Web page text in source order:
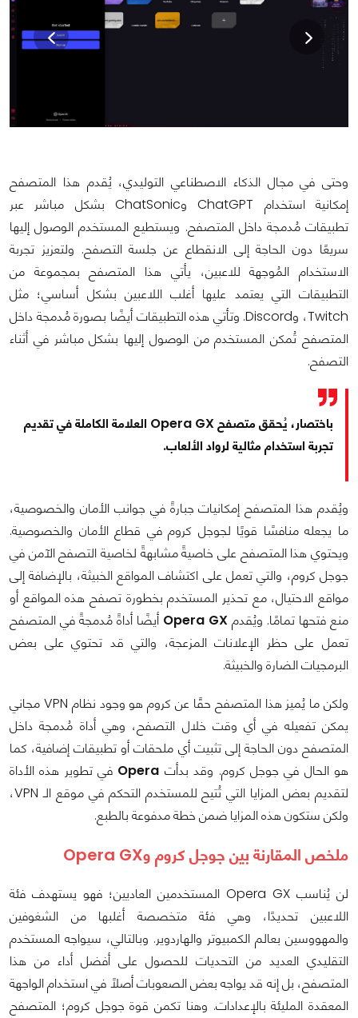
وحتى في مجال الذكاء الاصطناعي التوليدي، يُقدم هذا المتصفح
إمكانية استخدام ChatGPT وChatSonic بشكل مباشر عبر
تطبيقات مُدمجة داخل المتصفح. ويستطيع المستخدم الوصول إليها
سريعًا دون الحاجة إلى الانقطاع عن جلسة التصفح. ولتعزيز تجربة
الاستخدام المُوجهة للاعبين، يأتي هذا المتصفح بمجموعة من
التطبيقات التي يعتمد عليها أغلب اللاعبين بشكل أساسي؛ مثل
Twitch، وDiscord. وتأتي هذه التطبيقات أيضًا بصورة مُدمجة داخل
المتصفح تُمكن المستخدم من الوصول إليها بشكل مباشر في أثناء
التصفح.
باختصار، يُحقق متصفح Opera GX العلامة الكاملة في تقديم
تجربة استخدام مثالية لرواد الألعاب.
ويُقدم هذا المتصفح إمكانيات جبارةً في جوانب الأمان والخصوصية،
ما يجعله منافسًا قويًا لجوجل كروم في قطاع الأمان والخصوصية.
ويحتوي هذا المتصفح على خاصيةً مشابهةً لخاصية التصفح الآمن في
جوجل كروم، والتي تعمل على اكتشاف المواقع الخبيثة، بالإضافة إلى
مواقع الاحتيال، مع تحذير المستخدم بخطورة تصفح هذه المواقع أو
منع فتحها تمامًا. ويُقدم Opera GX أيضًا أداةً مُدمجةً في المتصفح
تعمل على حظر الإعلانات المزعجة، والتي قد تحتوي على بعض
البرمجيات الضارة والخبيثة.
ولكن ما يُميز هذا المتصفح حقًا عن كروم هو وجود نظام VPN مجاني
يمكن تفعيله في أي وقت خلال التصفح، وهي أداة مُدمجة داخل
المتصفح دون الحاجة إلى تثبيت أي ملحقات أو تطبيقات إضافية، كما
هو الحال في جوجل كروم. وقد بدأت Opera في تطوير هذه الأداة
لتقديم بعض المزايا التي تُتيح للمستخدم التحكم في موقع الـ VPN،
ولكن ستكون هذه المزايا ضمن خطة مدفوعة بالطبع.
ملخص المقارنة بين جوجل كروم وOpera GX
لن يُناسب Opera GX المستخدمين العاديين؛ فهو يستهدف فئة
اللاعبين تحديدًا، وهي فئة متخصصة أغلبها من الشغوفين
والمهووسين بعالم الكمبيوتر والهاردوير. وبالتالي، سيواجه المستخدم
التقليدي العديد من التحديات للحصول على أفضل أداء من هذا
المتصفح، بل إنه قد يواجه بعض الصعوبات أصلًا في استخدام الواجهة
المعقدة المليئة بالإعدادات. وهنا تكمن قوة جوجل كروم؛ المتصفح